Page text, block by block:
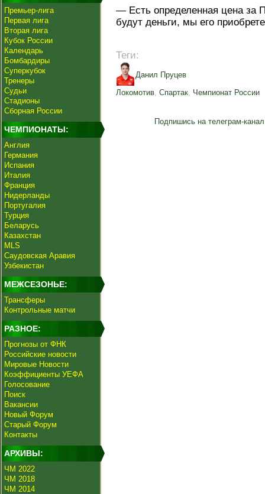
Премьер-лига
Первая лига
Вторая лига
Кубок России
Календарь
Бомбардиры
Суперкубок
Тренеры
Судьи
Стадионы
Сборная России
ЧЕМПИОНАТЫ:
Англия
Германия
Испания
Италия
Франция
Нидерланды
Португалия
Турция
Беларусь
Казахстан
MLS
Саудовская Аравия
Узбекистан
МЕЖСЕЗОНЬЕ:
Трансферы
Контрольные матчи
РАЗНОЕ:
Прогнозы от ФНК
Российские новости
Мировые Новости
Коэффициенты УЕФА
Голосование
Поиск
Вакансии
Новый Форум
Старый Форум
Контакты
АРХИВЫ:
ЧМ 2022
ЧМ 2018
ЧМ 2014
— Есть определенная цена за
будут деньги, мы его
Теги:
Данил Пруцев
Локомотив, Спартак, Чемпионат России
Подпишись на телеграм-